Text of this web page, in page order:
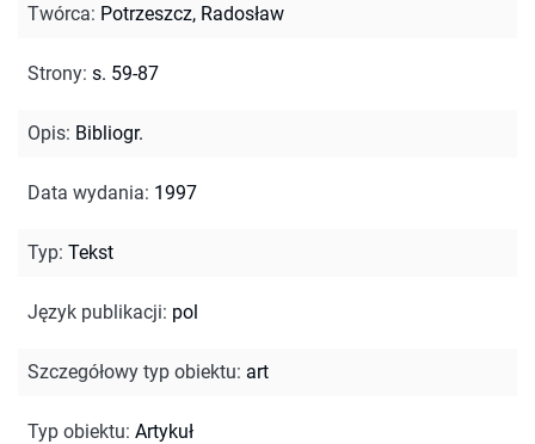
Twórca: Potrzeszcz, Radosław
Strony: s. 59-87
Opis: Bibliogr.
Data wydania: 1997
Typ: Tekst
Język publikacji: pol
Szczegółowy typ obiektu: art
Typ obiektu: Artykuł